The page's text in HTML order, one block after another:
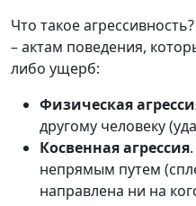
Что такое
– актам поведения,
либо ущерб:
Физическая
другому человеку
Косвенная агрессия
непрямым путем
направлена ни на